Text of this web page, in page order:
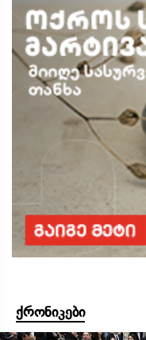
ქრონიკები